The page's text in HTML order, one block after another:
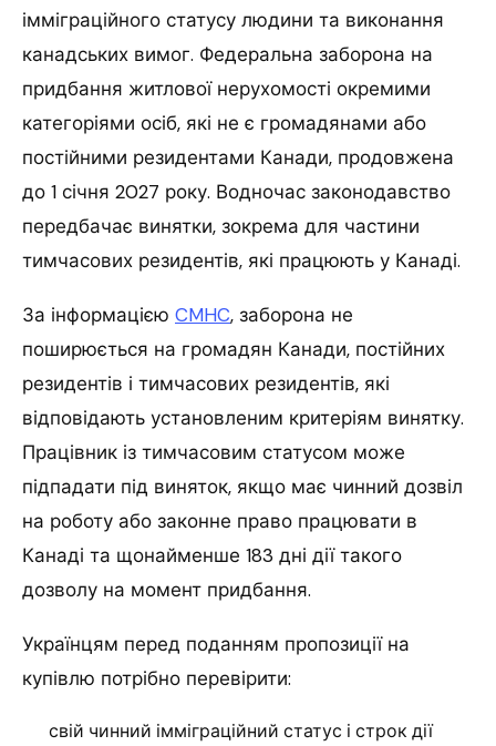
імміграційного статусу людини та виконання
канадських вимог. Федеральна заборона на
придбання житлової нерухомості окремими
категоріями осіб, які не є громадянами або
постійними резидентами Канади, продовжена
до 1 січня 2027 року. Водночас законодавство
передбачає винятки, зокрема для частини
тимчасових резидентів, які працюють у Канаді.
За інформацією CMHC, заборона не
поширюється на громадян Канади, постійних
резидентів і тимчасових резидентів, які
відповідають установленим критеріям винятку.
Працівник із тимчасовим статусом може
підпадати під виняток, якщо має чинний дозвіл
на роботу або законне право працювати в
Канаді та щонайменше 183 дні дії такого
дозволу на момент придбання.
Українцям перед поданням пропозиції на
купівлю потрібно перевірити:
свій чинний імміграційний статус і строк дії